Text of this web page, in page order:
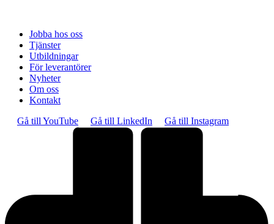
Jobba hos oss
Tjänster
Utbildningar
För leverantörer
Nyheter
Om oss
Kontakt
Gå till YouTube
Gå till LinkedIn Gå till Instagram